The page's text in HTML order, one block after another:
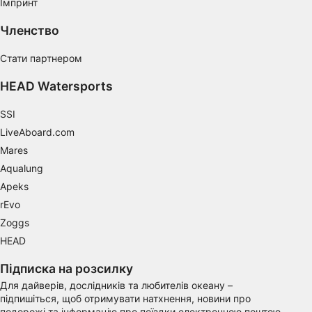
Імпринт
Членство
Стати партнером
HEAD Watersports
SSI
LiveAboard.com
Mares
Aqualung
Apeks
rEvo
Zoggs
HEAD
Підписка на розсилку
Для дайверів, дослідників та любителів океану –
підпишіться, щоб отримувати натхнення, новини про